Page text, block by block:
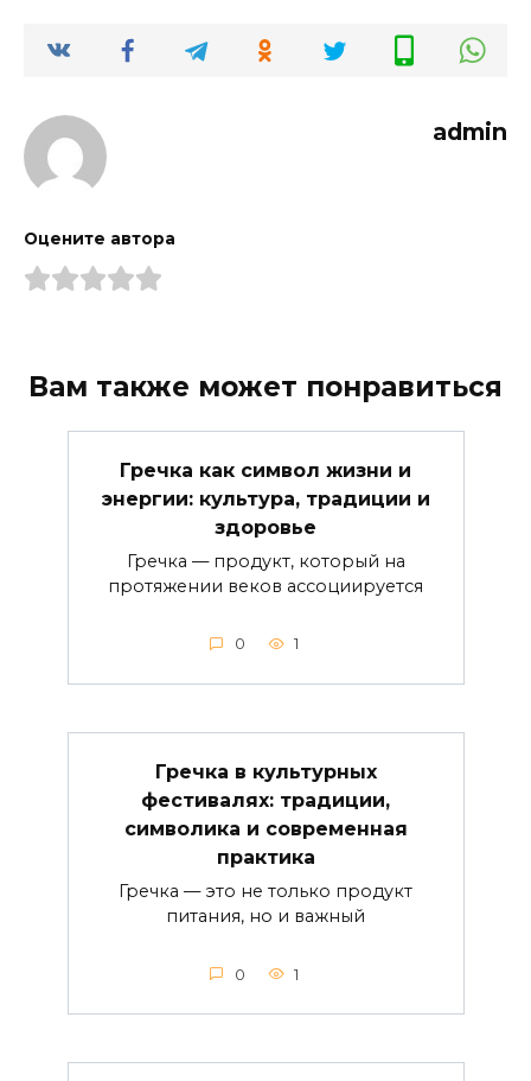
admin
Оцените автора
Вам также может понравиться
Гречка как символ жизни и
энергии: культура, традиции и
здоровье
Гречка — продукт, который на
протяжении веков ассоциируется
0 1
Гречка в культурных
фестивалях: традиции,
символика и современная
практика
Гречка — это не только продукт
питания, но и важный
0 1